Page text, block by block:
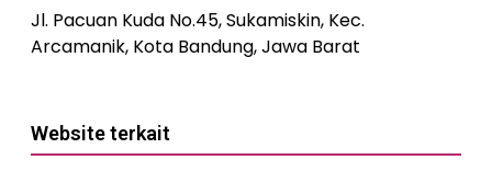
Jl. Pacuan Kuda No.45, Sukamiskin, Kec.
Arcamanik, Kota Bandung, Jawa Barat
Website terkait